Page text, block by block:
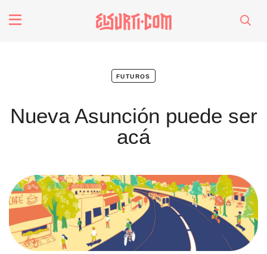
Futuros
Soberanas
Despacio Sonoro
especiales
futuros
Nueva Asunción puede ser
acá